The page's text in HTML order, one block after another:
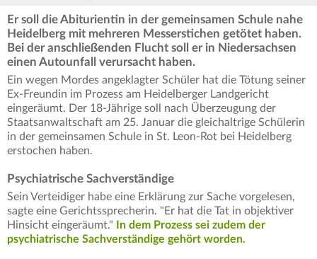
Er soll die Abiturientin in der gemeinsamen Schule nahe
Heidelberg mit mehreren Messerstichen getötet haben.
Bei der anschließenden Flucht soll er in Niedersachsen
einen Autounfall verursacht haben.
Ein wegen Mordes angeklagter Schüler hat die Tötung seiner
Ex-Freundin im Prozess am Heidelberger Landgericht
eingeräumt. Der 18-Jährige soll nach Überzeugung der
Staatsanwaltschaft am 25. Januar die gleichaltrige Schülerin
in der gemeinsamen Schule in St. Leon-Rot bei Heidelberg
erstochen haben.
Psychiatrische Sachverständige
Sein Verteidiger habe eine Erklärung zur Sache vorgelesen,
sagte eine Gerichtssprecherin. "Er hat die Tat in objektiver
Hinsicht eingeräumt." In dem Prozess sei zudem der
psychiatrische Sachverständige gehört worden.